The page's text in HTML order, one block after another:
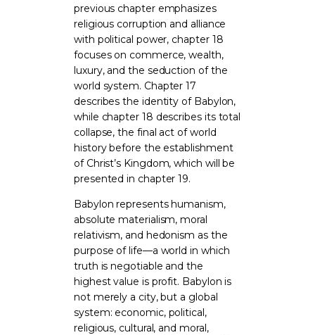
previous chapter emphasizes
religious corruption and alliance
with political power, chapter 18
focuses on commerce, wealth,
luxury, and the seduction of the
world system. Chapter 17
describes the identity of Babylon,
while chapter 18 describes its total
collapse, the final act of world
history before the establishment
of Christ’s Kingdom, which will be
presented in chapter 19.
Babylon represents humanism,
absolute materialism, moral
relativism, and hedonism as the
purpose of life—a world in which
truth is negotiable and the
highest value is profit. Babylon is
not merely a city, but a global
system: economic, political,
religious, cultural, and moral,